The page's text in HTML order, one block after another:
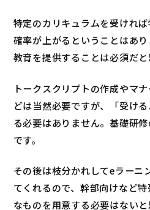
特定のカリキュラムを受けれ
確率が上がるということはあ
教育を提供することは必須だと
トークスクリプトの作成やマ
どは当然必要ですが、「受け
る必要はありません。基礎研
です。
その後は枝分かれしてeラーニ
てくれるので、幹部向けなど
なものを用意する必要はないと